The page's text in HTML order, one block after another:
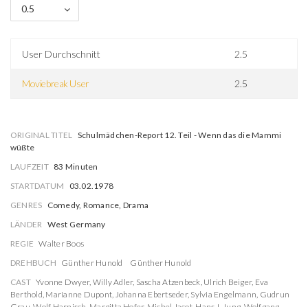
0.5
User Durchschnitt 2.5
Moviebreak User 2.5
ORIGINAL TITEL Schulmädchen-Report 12. Teil - Wenn das die Mammi
wüßte
LAUFZEIT 83 Minuten
STARTDATUM
03.02.1978
GENRES Comedy, Romance, Drama
LÄNDER West Germany
REGIE Walter Boos
DREHBUCH Günther Hunold
Günther Hunold
CAST Yvonne Dwyer, Willy Adler, Sascha Atzenbeck, Ulrich Beiger, Eva
Berthold, Marianne Dupont, Johanna Ebertseder, Sylvia Engelmann, Gudrun